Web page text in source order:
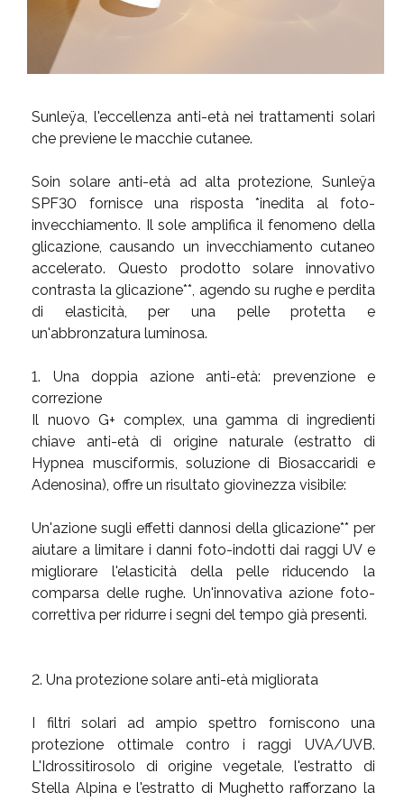
Sunleÿa, l'eccellenza anti-età nei trattamenti solari
che previene le macchie cutanee.
Soin solare anti-età ad alta protezione, Sunleÿa
SPF30 fornisce una risposta *inedita al foto-
invecchiamento. Il sole amplifica il fenomeno della
glicazione, causando un invecchiamento cutaneo
accelerato. Questo prodotto solare innovativo
contrasta la glicazione**, agendo su rughe e perdita
di elasticità, per una pelle protetta e
un'abbronzatura luminosa.
1. Una doppia azione anti-età: prevenzione e
correzione
Il nuovo G+ complex, una gamma di ingredienti
chiave anti-età di origine naturale (estratto di
Hypnea musciformis, soluzione di Biosaccaridi e
Adenosina), offre un risultato giovinezza visibile:
Un'azione sugli effetti dannosi della glicazione** per
aiutare a limitare i danni foto-indotti dai raggi UV e
migliorare l'elasticità della pelle riducendo la
comparsa delle rughe. Un'innovativa azione foto-
correttiva per ridurre i segni del tempo già presenti.
2. Una protezione solare anti-età migliorata
I filtri solari ad ampio spettro forniscono una
protezione ottimale contro i raggi UVA/UVB.
L'Idrossitirosolo di origine vegetale, l'estratto di
Stella Alpina e l'estratto di Mughetto rafforzano la